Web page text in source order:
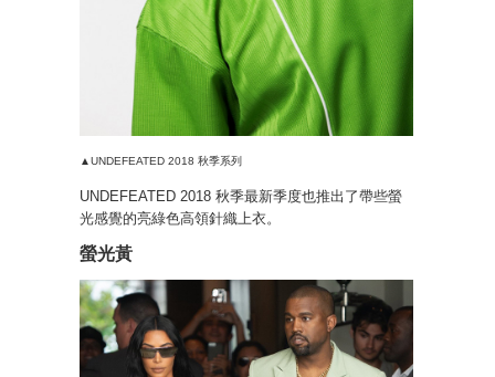
▲UNDEFEATED 2018 秋季系列
UNDEFEATED 2018 秋季最新季度也推出了帶些螢
光感覺的亮綠色高領針織上衣。
螢光黃